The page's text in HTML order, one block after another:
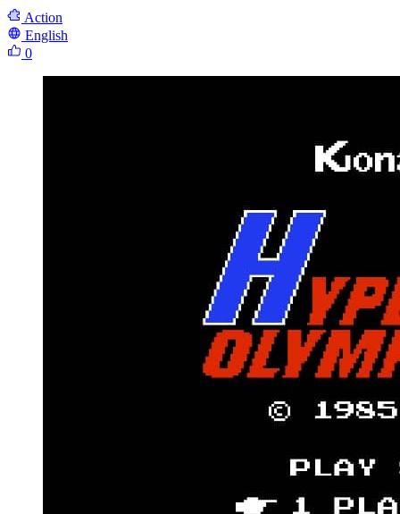
Action
English
0